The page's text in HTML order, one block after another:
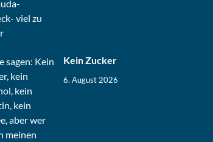
Kein Zucker
6. August 2026